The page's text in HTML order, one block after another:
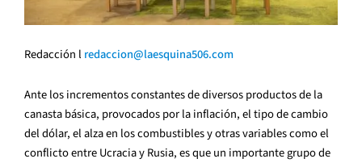
Redacción l redaccion@laesquina506.com
Ante los incrementos constantes de diversos productos de la
canasta básica, provocados por la inflación, el tipo de cambio
del dólar, el alza en los combustibles y otras variables como el
conflicto entre Ucracia y Rusia, es que un importante grupo de